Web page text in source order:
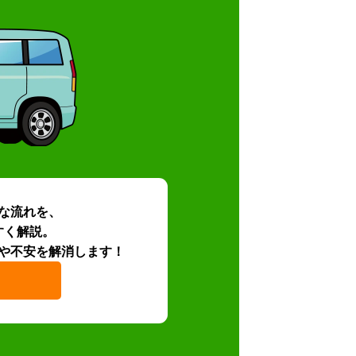
流れを、
解説。
不安を解消します！